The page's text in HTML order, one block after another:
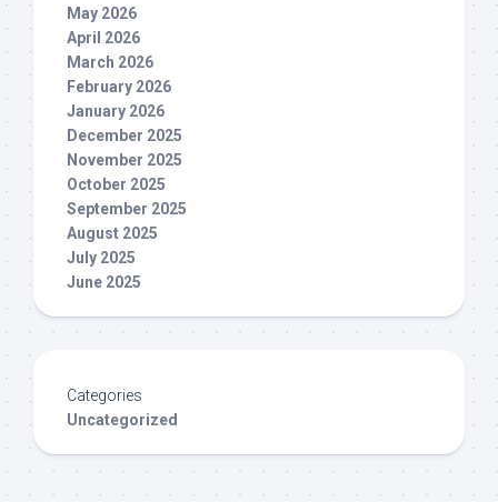
May 2026
April 2026
March 2026
February 2026
January 2026
December 2025
November 2025
October 2025
September 2025
August 2025
July 2025
June 2025
Categories
Uncategorized